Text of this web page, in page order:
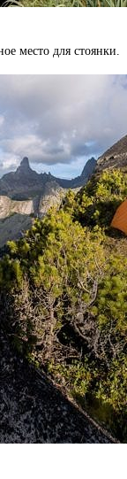
место для стоянки.